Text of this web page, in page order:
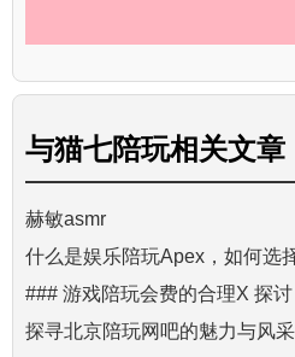
与猫七陪玩相关文章
赫敏asmr
什么是娱乐陪玩Apex，如何选
### 游戏陪玩会费的合理X 探讨
探寻北京陪玩网吧的魅力与风采